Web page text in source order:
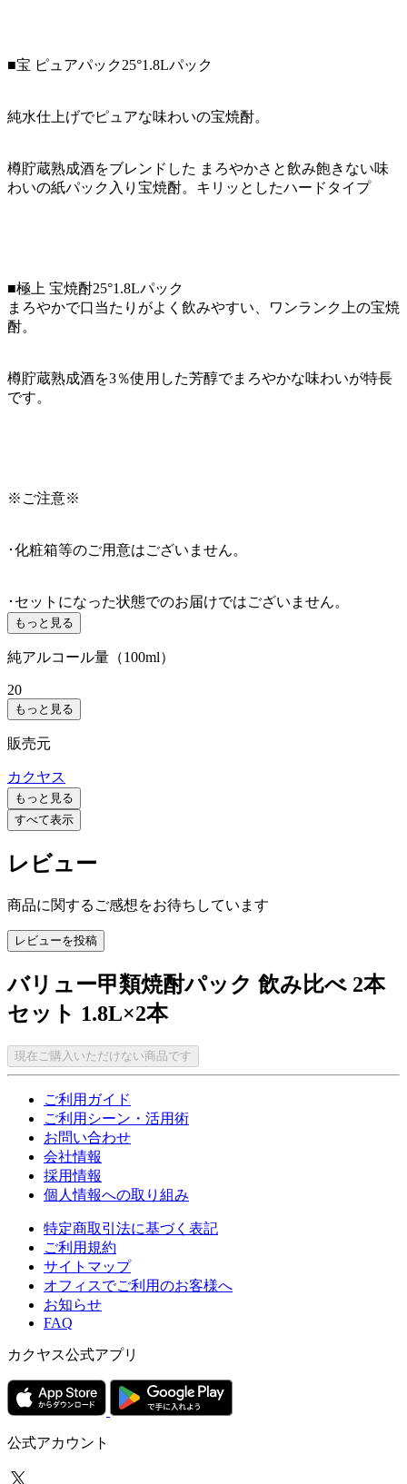
■宝 ピュアパック25°1.8Lパック
純水仕上げでピュアな味わいの宝焼酎。
樽貯蔵熟成酒をブレンドした まろやかさと飲み飽きない味
わいの紙パック入り宝焼酎。キリッとしたハードタイプ
■極上 宝焼酎25°1.8Lパック
まろやかで口当たりがよく飲みやすい、ワンランク上の宝焼
酎。
樽貯蔵熟成酒を3％使用した芳醇でまろやかな味わいが特長
です。
※ご注意※
･化粧箱等のご用意はございません。
･セットになった状態でのお届けではございません。
もっと見る
純アルコール量（100ml）
20
もっと見る
販売元
カクヤス
もっと見る
すべて表示
レビュー
商品に関するご感想をお待ちしています
レビューを投稿
バリュー甲類焼酎パック 飲み比べ 2本
セット 1.8L×2本
現在ご購入いただけない商品です
ご利用ガイド
ご利用シーン・活用術
お問い合わせ
会社情報
採用情報
個人情報への取り組み
特定商取引法に基づく表記
ご利用規約
サイトマップ
オフィスでご利用のお客様へ
お知らせ
FAQ
カクヤス公式アプリ
公式アカウント